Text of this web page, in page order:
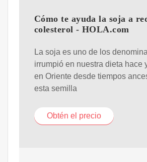
Cómo te ayuda la soja a
colesterol - HOLA.com
La soja es uno de los
irrumpió en nuestra dieta hace
en Oriente desde tiempos
esta semilla
Obtén el precio